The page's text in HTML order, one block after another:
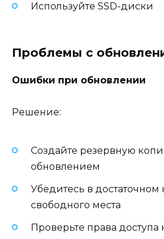
Используйте SSD-диски
Проблемы с
Ошибки при обновлении
Решение:
Создайте резервную
обновлением
Убедитесь в достаточном
свободного места
Проверьте права доступа